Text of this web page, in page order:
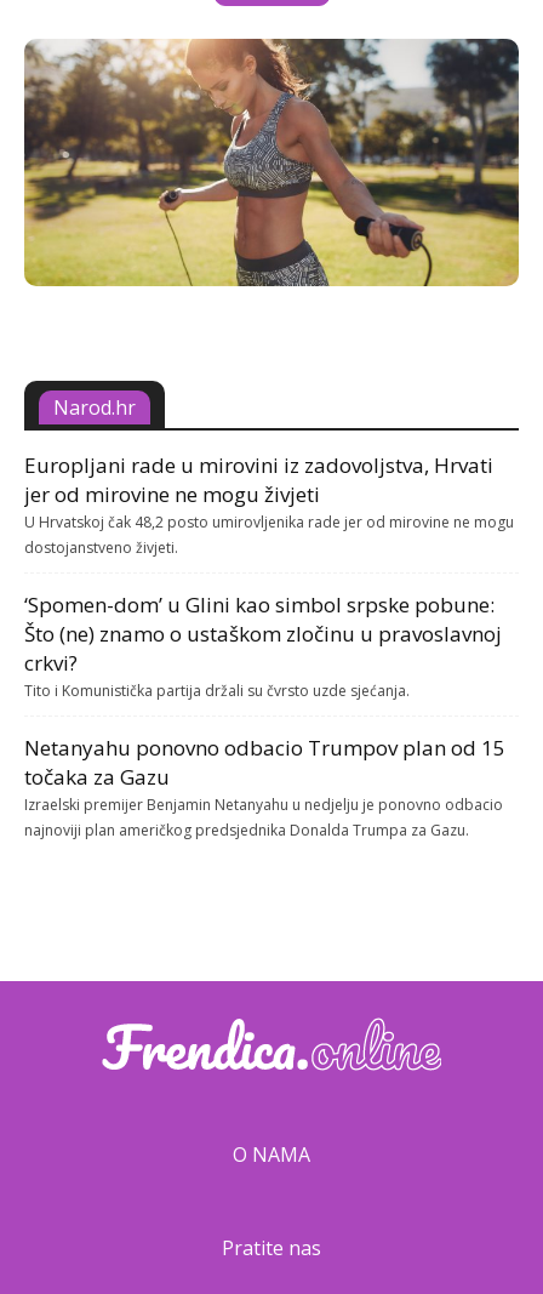
Narod.hr
Europljani rade u mirovini iz zadovoljstva, Hrvati
jer od mirovine ne mogu živjeti
U Hrvatskoj čak 48,2 posto umirovljenika rade jer od mirovine ne mogu
dostojanstveno živjeti.
‘Spomen-dom’ u Glini kao simbol srpske pobune:
Što (ne) znamo o ustaškom zločinu u pravoslavnoj
crkvi?
Tito i Komunistička partija držali su čvrsto uzde sjećanja.
Netanyahu ponovno odbacio Trumpov plan od 15
točaka za Gazu
Izraelski premijer Benjamin Netanyahu u nedjelju je ponovno odbacio
najnoviji plan američkog predsjednika Donalda Trumpa za Gazu.
O NAMA
Pratite nas